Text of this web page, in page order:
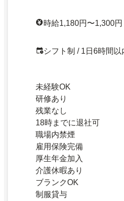
時給1,180円〜1,300
シフト制 / 1日6時間以
未経験OK
研修あり
残業なし
18時までに退社可
職場内禁煙
雇用保険完備
厚生年金加入
介護休暇あり
ブランクOK
制服貸与